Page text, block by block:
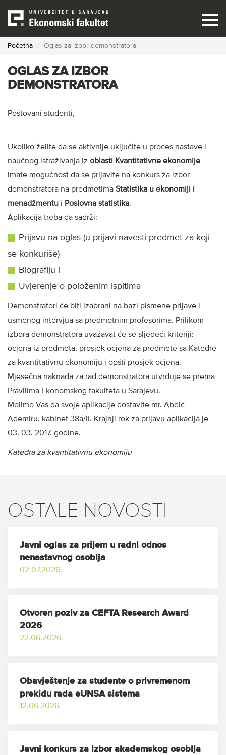
main
content
Početna
Oglas za izbor demonstratora
OGLAS ZA IZBOR
DEMONSTRATORA
Poštovani studenti,
Ukoliko želite da se aktivnije uključite u proces nastave i
naučnog istraživanja iz oblasti Kvantitativne ekonomije
imate mogućnost da se prijavite na konkurs za izbor
demonstratora na predmetima Statistika u ekonomiji i
menadžmentu i Poslovna statistika.
Aplikacija treba da sadrži:
Prijavu na oglas (u prijavi navesti predmet za koji
se konkuriše)
Biografiju i
Uvjerenje o položenim ispitima
Demonstratori će biti izabrani na bazi pismene prijave i
usmenog intervjua sa predmetnim profesorima. Prilikom
izbora demonstratora uvažavat će se sljedeći kriteriji:
ocjena iz predmeta, prosjek ocjena za predmete sa Katedre
za kvantitativnu ekonomiju i opšti prosjek ocjena.
Mjesečna naknada za rad demonstratora utvrđuje se prema
Pravilima Ekonomskog fakulteta u Sarajevu.
Molimo Vas da svoje aplikacije dostavite mr. Abdić
Ademiru, kabinet 38a/II. Krajnji rok za prijavu aplikacija je
03. 03. 2017. godine.
Katedra za kvantitativnu ekonomiju
OSTALE NOVOSTI
Javni oglas za prijem u radni odnos
nenastavnog osoblja
02.07.2026.
Otvoren poziv za CEFTA Research Award
2026
22.06.2026.
Obavještenje za studente o privremenom
prekidu rada eUNSA sistema
12.06.2026.
Javni konkurs za izbor akademskog osoblja